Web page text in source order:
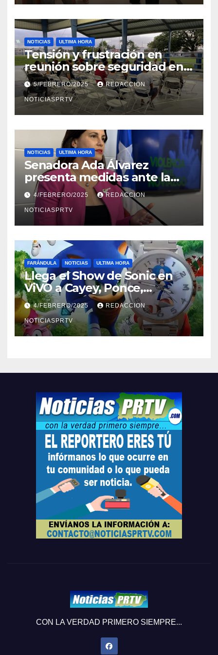
NOTICIAS ULTIMA HORA
Tensión y frustración en
reunión sobre seguridad en
Reparto Metropolitano
5/FEBRERO/2025 REDACCION
NOTICIASPRTV
NOTICIAS ULTIMA HORA
Senadora Ada Álvarez
presenta medidas ante la
violencia en el noviazgo
4/FEBRERO/2025 REDACCION
NOTICIASPRTV
FARÁNDULA NOTICIAS ULTIMA HORA
Llega el Show de Sonic en
ViVO a Cayey, Ponce,
Barceloneta y Humacao,
Relojes gratis para el que
compre ahora….
4/FEBRERO/2025 REDACCION
NOTICIASPRTV
CON LA VERDAD PRIMERO SIEMPRE...